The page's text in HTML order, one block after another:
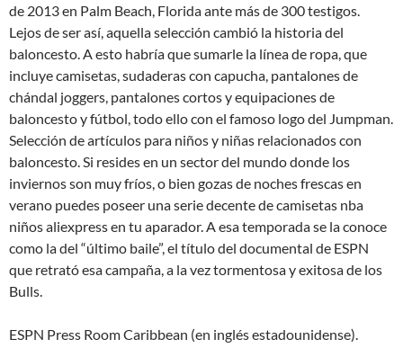
de 2013 en Palm Beach, Florida ante más de 300 testigos.
Lejos de ser así, aquella selección cambió la historia del
baloncesto. A esto habría que sumarle la línea de ropa, que
incluye camisetas, sudaderas con capucha, pantalones de
chándal joggers, pantalones cortos y equipaciones de
baloncesto y fútbol, todo ello con el famoso logo del Jumpman.
Selección de artículos para niños y niñas relacionados con
baloncesto. Si resides en un sector del mundo donde los
inviernos son muy fríos, o bien gozas de noches frescas en
verano puedes poseer una serie decente de camisetas nba
niños aliexpress en tu aparador. A esa temporada se la conoce
como la del “último baile”, el título del documental de ESPN
que retrató esa campaña, a la vez tormentosa y exitosa de los
Bulls.
ESPN Press Room Caribbean (en inglés estadounidense).